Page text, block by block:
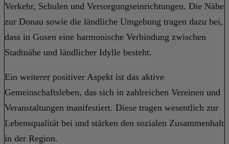
Verkehr, Schulen und Versorgungseinrichtungen. Die Nähe
zur Donau sowie die ländliche Umgebung tragen dazu bei,
dass in Gusen eine harmonische Verbindung zwischen
Stadtnähe und ländlicher Idylle besteht.
Ein weiterer positiver Aspekt ist das aktive
Gemeinschaftsleben, das sich in zahlreichen Vereinen und
Veranstaltungen manifestiert. Diese tragen wesentlich zur
Lebensqualität bei und stärken den sozialen Zusammenhalt
in der Region.